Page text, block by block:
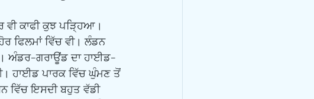
ਫਿਲਮਾਂ ਵਿੱਚ ਵੀ। ਲੰਡਨ
ਅੰਡਰ-ਗਰਾਊਂਡ ਦਾ ਹਾਈਡ-
ਹਾਈਡ ਪਾਰਕ ਵਿੱਚ ਘੁੰਮਣ ਤੋਂ
ਵਿੱਚ ਇਸਦੀ ਬਹੁਤ ਵੱਡੀ